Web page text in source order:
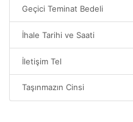
Geçici Teminat Bedeli
İhale Tarihi ve Saati
İletişim Tel
Taşınmazın Cinsi